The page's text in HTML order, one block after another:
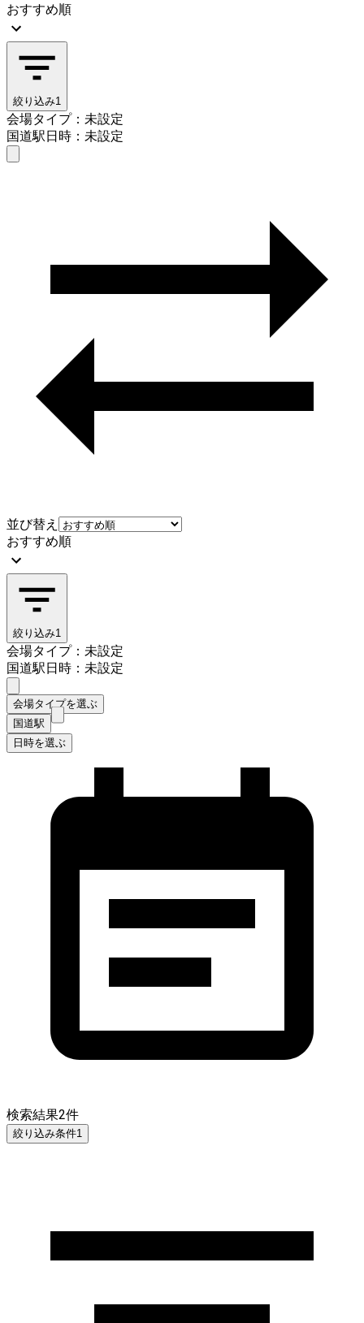
おすすめ順
絞り込み1
会場タイプ：未設定
国道駅日時：未設定
並び替え
おすすめ順
絞り込み1
会場タイプ：未設定
国道駅日時：未設定
会場タイプを選ぶ
国道駅
日時を選ぶ
検索結果2件
絞り込み条件1